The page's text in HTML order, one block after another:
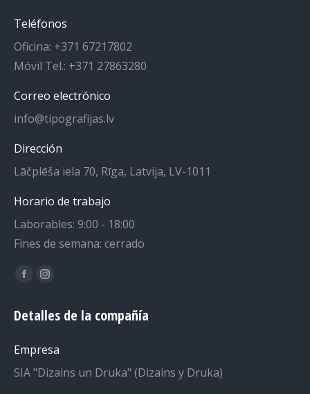
Teléfonos
Oficina: +371 67217802
Móvil Tel.: +371 27863280
Correo electrónico
info@tipografijas.lv
Dirección
Lāčplēša iela 70, Rīga, Latvija, LV-1011
Horario de trabajo
Laborables: 9:00 - 18:00
Fines de semana: cerrado
Encuéntranos en:
La
de
se
abre
La
de
se
abre
Detalles de la compañía
Empresa
SIA "Dizains un Druka" (Dizains y Druka)